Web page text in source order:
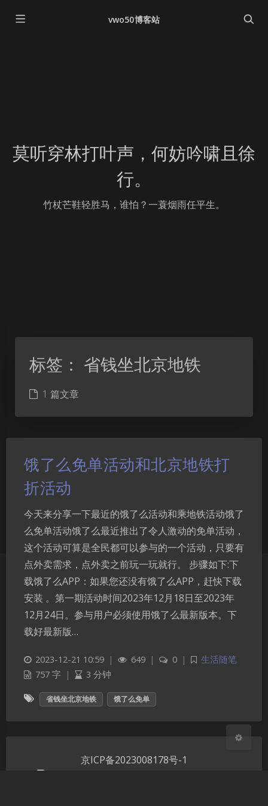
vwo50博客站
莫听穿林打叶声，何妨吟啸且徐
行。
竹杖芒鞋轻胜马，谁怕？一蓑烟雨任平生。
夜间模式
浅阴影 深阴影
标签： 省钱坐北京地铁
1 篇文章
饿了么免单活动和北京地铁打
折活动
今天来分享一下最近的饿了么活动和乘地铁活动饿了
么免单活动饿了么最近推出了令人激动的免单活动，
这个活动可算是全民都可以参与的一个活动，只要有
点外卖需求，点外卖之前玩一玩就行。 步骤如下:下
载饿了么APP：如果您还没有饿了么APP，赶快下载
安装 。第一期活动时间2023年12月18日至2023年
12月24日。参与用户必须使用饿了么最新版本。下
载好最新版…
2023-12-21 10:59 | 649 | 0 |
生活随笔
757 字 | 3 分钟
省钱坐北京地铁 饿了么免单
京ICP备2023008178号-1